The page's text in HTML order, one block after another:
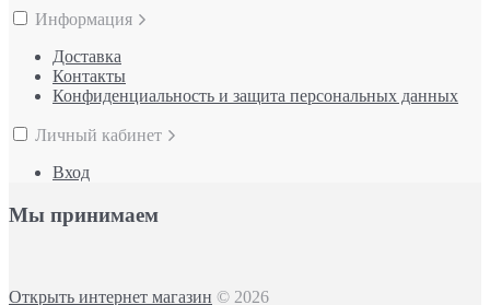
Информация
Доставка
Контакты
Конфиденциальность и защита персональных данных
Личный кабинет
Вход
Мы принимаем
Открыть интернет магазин © 2026